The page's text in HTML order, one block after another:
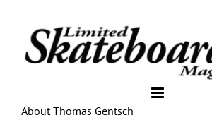
About Thomas Gentsch